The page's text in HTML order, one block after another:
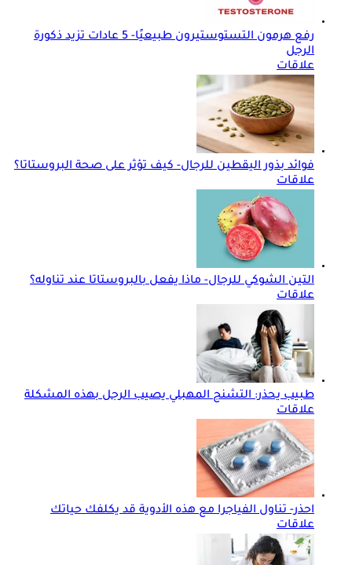
رفع هرمون التستوستيرون طبيعيًا- 5 عادات تزيد ذكورة
الرجل
علاقات
فوائد بذور اليقطين للرجال- كيف تؤثر على صحة البروستاتا؟
علاقات
التين الشوكي للرجال- ماذا يفعل بالبروستاتا عند تناوله؟
علاقات
طبيب يحذر: التشنج المهبلي يصيب الرجل بهذه المشكلة
علاقات
احذر- تناول الفياجرا مع هذه الأدوية قد يكلفك حياتك
علاقات